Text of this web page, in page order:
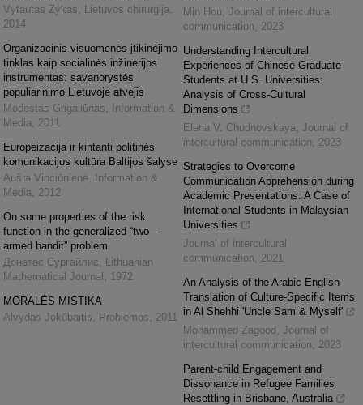
Vytautas Zykas, Lietuvos chirurgija,
2014
Organizacinis visuomenės įtikinėjimo
tinklas kaip socialinės inžinerijos
instrumentas: savanorystės
populiarinimo Lietuvoje atvejis
Modestas Grigaliūnas,
Information &
Media, 2011
Europeizacija ir kintanti politinės
komunikacijos kultūra Baltijos šalyse
Aušra Vinciūnienė,
Information &
Media, 2012
On some properties of the risk
function in the generalized “two—
armed bandit” problem
Донатас Сургайлис, Lithuanian
Mathematical Journal , 1972
MORALĖS MISTIKA
Alvydas Jokūbaitis, Problemos, 2011
Min Hou, Journal of intercultural
communication, 2023
Understanding Intercultural
Experiences of Chinese Graduate
Students at U.S. Universities:
Analysis of Cross-Cultural
Dimensions
Elena V. Chudnovskaya, Journal of
intercultural communication, 2023
Strategies to Overcome
Communication Apprehension during
Academic Presentations: A Case of
International Students in Malaysian
Universities
Journal of intercultural
communication, 2021
An Analysis of the Arabic-English
Translation of Culture-Specific Items
in Al Shehhi 'Uncle Sam & Myself'
Mohammed Zagood , Journal of
intercultural communication, 2023
Parent-child Engagement and
Dissonance in Refugee Families
Resettling in Brisbane, Australia